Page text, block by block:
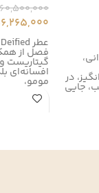
در
جایی
60,500,000
فصل از
گیتاریست
افسانه‌ای
مومو،